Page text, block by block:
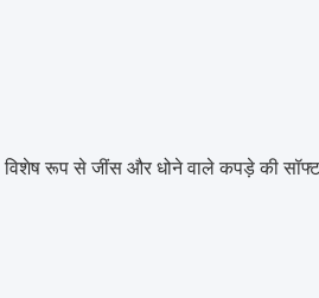
रूप से जींस और धोने वाले कपड़े की